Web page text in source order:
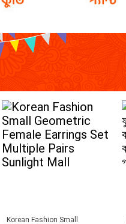
Korean Fashion Small